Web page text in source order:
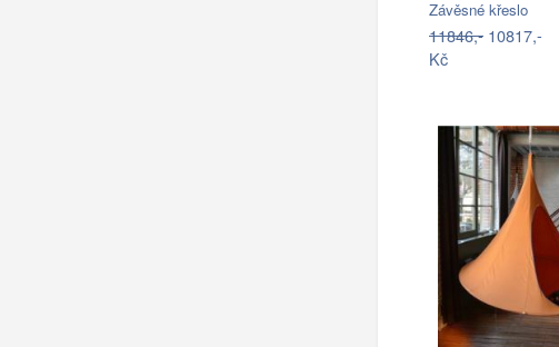
Závěsné křeslo
11846,- 10817,-
Kč